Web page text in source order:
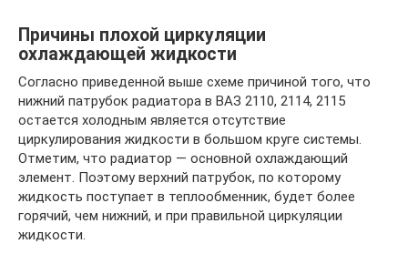
Причины плохой циркуляции
охлаждающей жидкости
Согласно приведенной выше схеме причиной того, что
нижний патрубок радиатора в ВАЗ 2110, 2114, 2115
остается холодным является отсутствие
циркулирования жидкости в большом круге системы.
Отметим, что радиатор — основной охлаждающий
элемент. Поэтому верхний патрубок, по которому
жидкость поступает в теплообменник, будет более
горячий, чем нижний, и при правильной циркуляции
жидкости.